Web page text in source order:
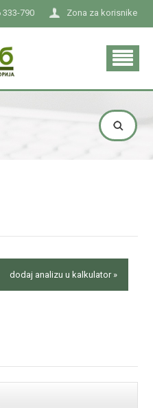
Zona za korisnike
333-790
dodaj analizu u kalkulator »